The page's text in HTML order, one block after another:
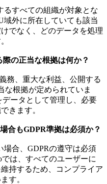
るすべての組織が対象とな
域外に所在していても該当
でなく、どのデータを処理
の正当な根拠は何か？
務、重大な利益、公開する
な根拠が定められていま
ータとして管理し、必要
きます。
合もGDPR準拠は必須か？
合、GDPRの遵守は必須
は、すべてのユーザーに
持するため、コンプライア
す。